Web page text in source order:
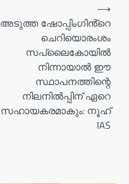
അടുത്ത ഷോപ്പിംഗിൻ്റെ
ചെറിയൊരംശം
സപ്ലൈകോയിൽ
നിന്നായാൽ ഈ
സ്ഥാപനത്തിന്റെ
നിലനിൽപ്പിന് ഏറെ
സഹായകരമാകും: നൂഹ്
IAS
⟶